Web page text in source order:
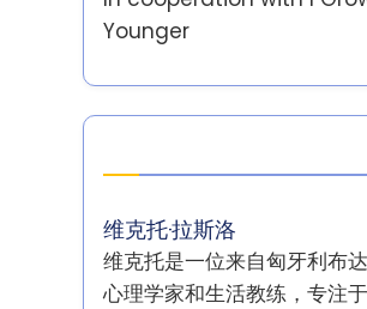
Younger
维克托·拉斯洛
维克托是一位来自匈牙利布
心理学家和生活教练，专注